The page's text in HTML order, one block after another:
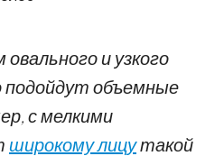
и узкого
объемные
с мелкими
широкому лицутакой